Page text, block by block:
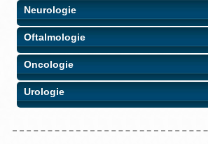
Neurologie
Oftalmologie
Oncologie
Urologie